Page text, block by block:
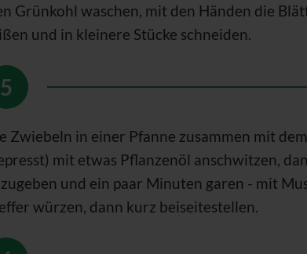
Grünkohl waschen, mit den Händen die
und in kleinere Stücke schneiden.
Zwiebeln in einer Pfanne zusammen mit
mit etwas Pflanzenöl anschwitzen,
und ein paar Minuten garen - mit
würzen, dann kurz beiseitestellen.